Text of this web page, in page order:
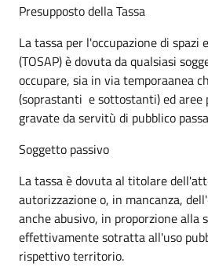
Presupposto della Tassa
La tassa per l'occupazione di spazi
(TOSAP) è dovuta da qualsiasi
occupare, sia in via temporaanea
(soprastanti e sottostanti) ed aree
gravate da servitù di pubblico
Soggetto passivo
La tassa è dovuta al titolare
autorizzazione o, in mancanza,
anche abusivo, in proporzione alla
effettivamente sotratta all'uso
rispettivo territorio.